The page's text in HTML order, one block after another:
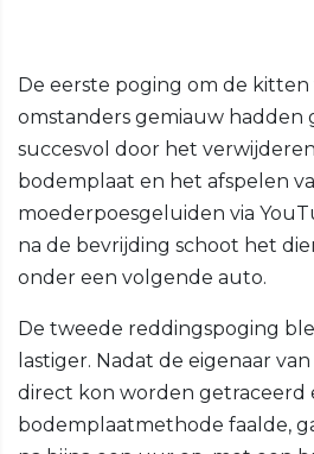
De eerste poging om de
omstanders gemiauw hadden
succesvol door het
bodemplaat en het afspelen
moederpoesgeluiden via
na de bevrijding schoot het
onder een volgende auto.
De tweede reddingspoging
lastiger. Nadat de eigenaar
direct kon worden getraceerd
bodemplaatmethode faalde,